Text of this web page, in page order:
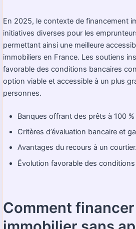
En 2025, le contexte de financement
initiatives diverses pour les
permettant ainsi une meilleure
immobiliers en France. Les soutiens
favorable des conditions bancaires
option viable et accessible à un plus
personnes.
Banques offrant des prêts à 100
Critères d’évaluation bancaire et
Avantages du recours à un courtier.
Évolution favorable des
Comment